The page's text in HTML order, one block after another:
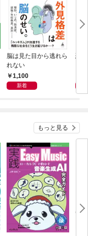
脳は見た目から逃れら
れない
1,100
新着
恐
もっと見る